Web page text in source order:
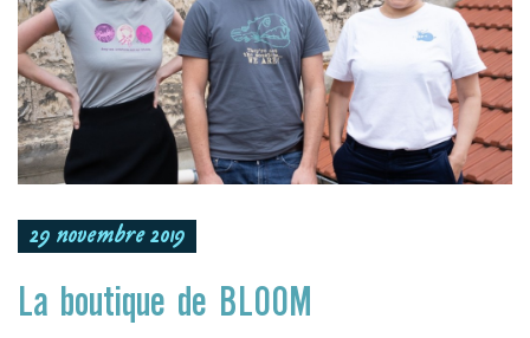
29 novembre 2019
La boutique de BLOOM